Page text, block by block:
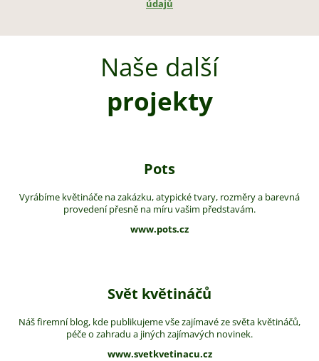
údajů
Naše další
projekty
Pots
Vyrábíme květináče na zakázku, atypické tvary, rozměry a barevná
provedení přesně na míru vašim představám.
www.pots.cz
Svět květináčů
Náš firemní blog, kde publikujeme vše zajímavé ze světa květináčů,
péče o zahradu a jiných zajímavých novinek.
www.svetkvetinacu.cz